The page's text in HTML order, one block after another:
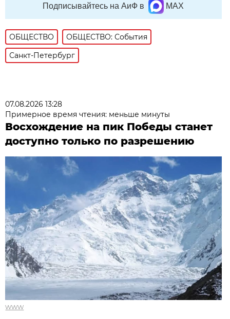
Подписывайтесь на АиФ в MAX
ОБЩЕСТВО
ОБЩЕСТВО: События
Санкт-Петербург
07.08.2026 13:28
Примерное время чтения: меньше минуты
Восхождение на пик Победы станет
доступно только по разрешению
www